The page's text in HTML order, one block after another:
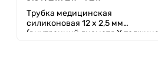
Трубка медицинская
силиконовая 12 х 2,5 мм
(внутренний диаметр Х толщина